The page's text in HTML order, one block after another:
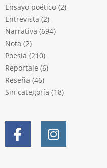
Ensayo poético (2)
Entrevista (2)
Narrativa (694)
Nota (2)
Poesía (210)
Reportaje (6)
Reseña (46)
Sin categoría (18)